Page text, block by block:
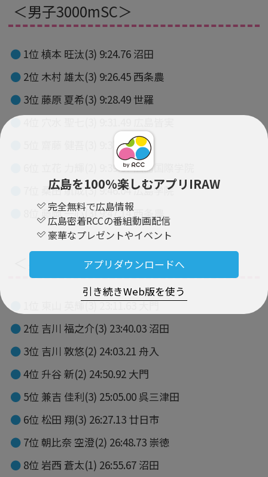
広島を100％楽しむアプリIRAW
完全無料で広島情報
広島密着RCCの番組動画配信
豪華なプレゼントやイベント
アプリダウンロードへ
引き続きWeb版を使う
＜男子3000mSC＞
1位 槙本 旺汰(3) 9:24.76 沼田
2位 木村 雄太(3) 9:26.45 西条農
3位 藤原 夏希(3) 9:28.49 世羅
5位 齋藤 健吾(3) 9:37.46 舟入
6位 立花 力輝(2) 9:39.67 広島国際学院
7位 桑田 航成(3) 9:46.04 広島学院
8位 藤岡 一心(3) 9:47.14 西条農
＜男子5000mW＞
1位 東山 英輝(3) 23:11.63 大門
2位 吉川 福之介(3) 23:40.03 沼田
3位 吉川 敦悠(2) 24:03.21 舟入
4位 升谷 新(2) 24:50.92 大門
5位 兼吉 佳利(3) 25:05.00 呉三津田
6位 松田 翔(3) 26:27.13 廿日市
7位 朝比奈 空澄(2) 26:48.73 崇徳
8位 岩西 蒼太(1) 26:55.67 沼田